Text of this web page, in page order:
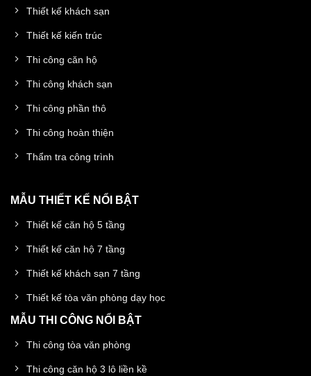
Thiết kế khách sạn
Thiết kế kiến trúc
Thi công căn hộ
Thi công khách sạn
Thi công phần thô
Thi công hoàn thiện
Thẩm tra công trình
MẪU THIẾT KẾ NỔI BẬT
Thiết kế căn hộ 5 tầng
Thiết kế căn hộ 7 tầng
Thiết kế khách sạn 7 tầng
Thiết kế tòa văn phòng dạy học
MẪU THI CÔNG NỔI BẬT
Thi công tòa văn phòng
Thi công căn hộ 3 lô liền kề